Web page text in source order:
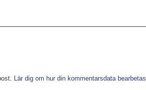
Lär dig om hur din kommentarsdata bearbetas